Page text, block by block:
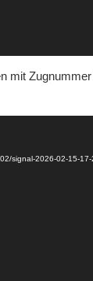
mit
signal-2026-02-15-